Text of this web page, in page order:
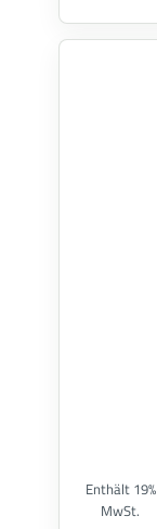
Enthält 19%
MwSt.